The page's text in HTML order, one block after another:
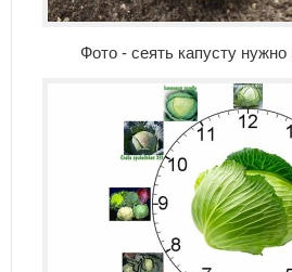
Фото - сеять капусту нужно